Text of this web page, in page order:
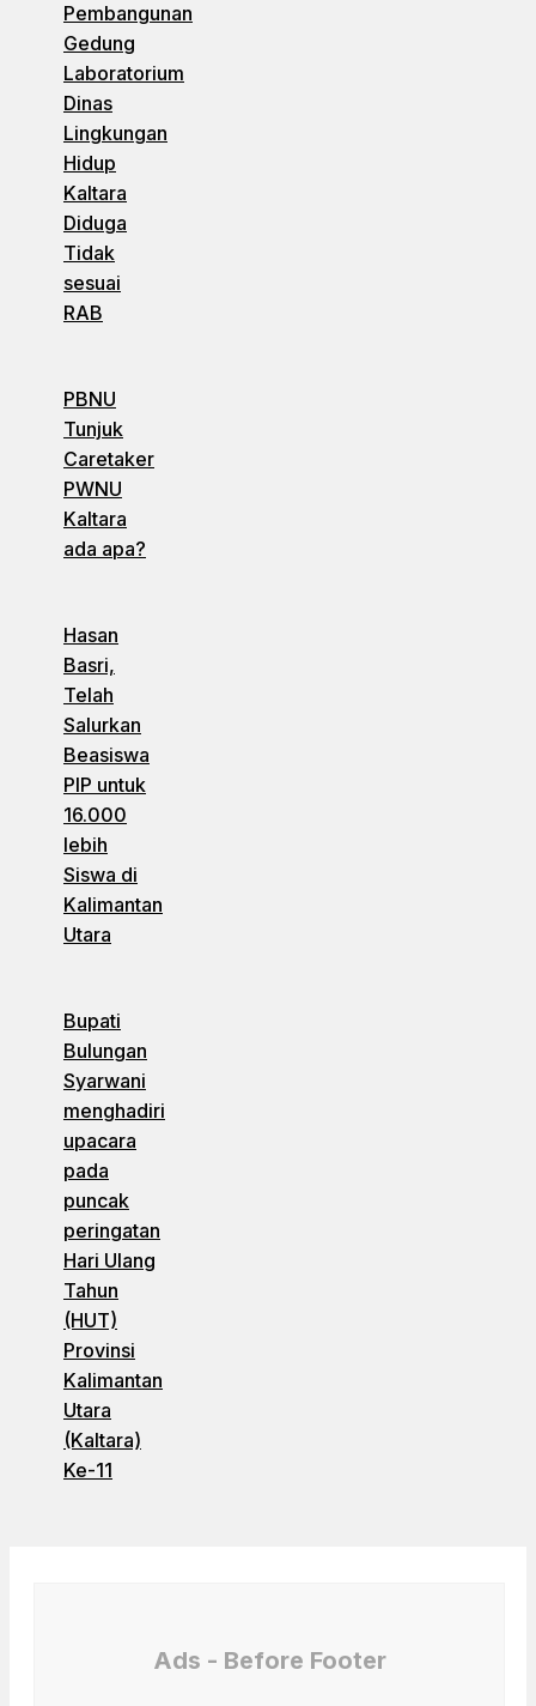
Pembangunan
Gedung
Laboratorium
Dinas
Lingkungan
Hidup
Kaltara
Diduga
Tidak
sesuai
RAB
PBNU
Tunjuk
Caretaker
PWNU
Kaltara
ada apa?
Hasan
Basri,
Telah
Salurkan
Beasiswa
PIP untuk
16.000
lebih
Siswa di
Kalimantan
Utara
Bupati
Bulungan
Syarwani
menghadiri
upacara
pada
puncak
peringatan
Hari Ulang
Tahun
(HUT)
Provinsi
Kalimantan
Utara
(Kaltara)
Ke-11
Ads - Before Footer